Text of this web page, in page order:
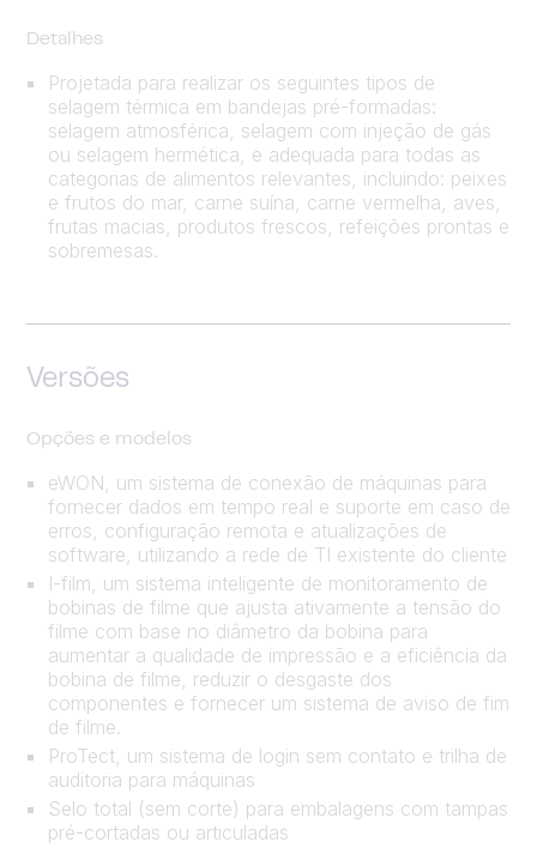
Detalhes
Projetada para realizar os seguintes tipos de
selagem térmica em bandejas pré-formadas:
selagem atmosférica, selagem com injeção de gás
ou selagem hermética, e adequada para todas as
categorias de alimentos relevantes, incluindo: peixes
e frutos do mar, carne suína, carne vermelha, aves,
frutas macias, produtos frescos, refeições prontas e
sobremesas.
Versões
Opções e modelos
eWON, um sistema de conexão de máquinas para
fornecer dados em tempo real e suporte em caso de
erros, configuração remota e atualizações de
software, utilizando a rede de TI existente do cliente
I-film, um sistema inteligente de monitoramento de
bobinas de filme que ajusta ativamente a tensão do
filme com base no diâmetro da bobina para
aumentar a qualidade de impressão e a eficiência da
bobina de filme, reduzir o desgaste dos
componentes e fornecer um sistema de aviso de fim
de filme.
ProTect, um sistema de login sem contato e trilha de
auditoria para máquinas
Selo total (sem corte) para embalagens com tampas
pré-cortadas ou articuladas